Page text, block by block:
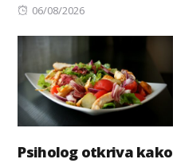
Posted
06/08/2026
Psiholog otkriva kako